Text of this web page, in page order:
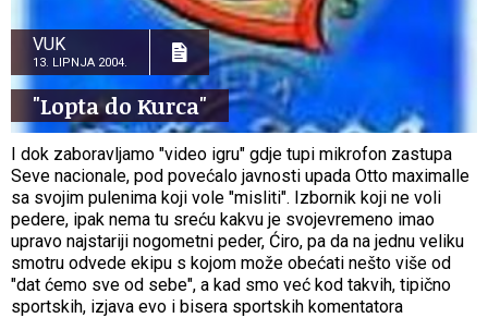
VUK
13. LIPNJA 2004.
"Lopta do Kurca"
I dok zaboravljamo "video igru" gdje tupi mikrofon zastupa
Seve nacionale, pod povećalo javnosti upada Otto maximalle
sa svojim pulenima koji vole "misliti". Izbornik koji ne voli
pedere, ipak nema tu sreću kakvu je svojevremeno imao
upravo najstariji nogometni peder, Ćiro, pa da na jednu veliku
smotru odvede ekipu s kojom može obećati nešto više od
"dat ćemo sve od sebe", a kad smo već kod takvih, tipično
sportskih, izjava evo i bisera sportskih komentatora